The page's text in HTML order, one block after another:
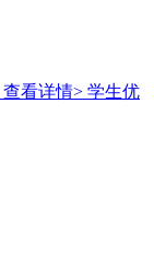
查看详情> 学生优